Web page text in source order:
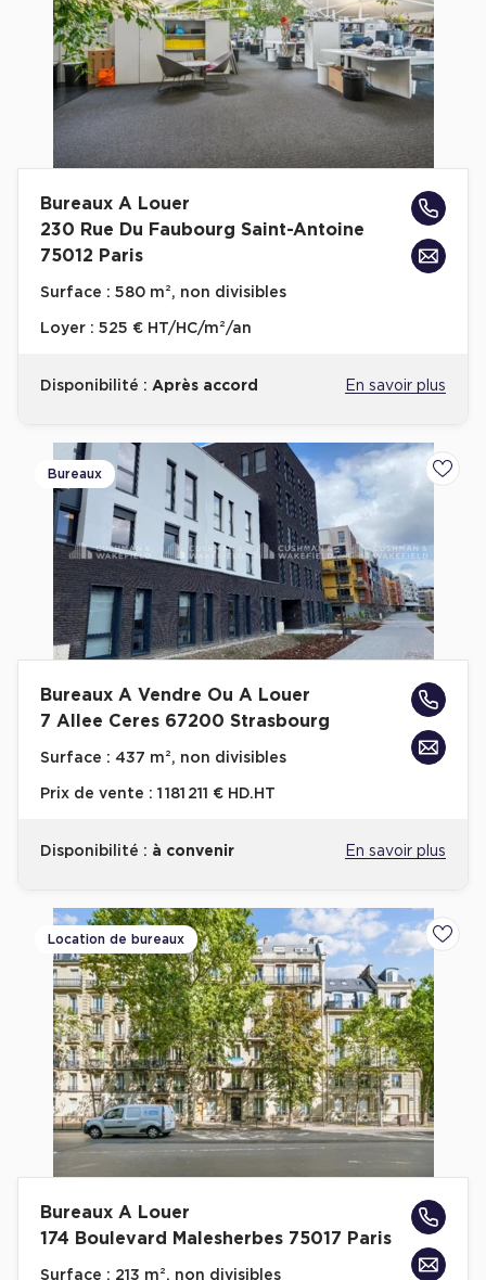
Bureaux A Louer
230 Rue Du Faubourg Saint-Antoine
75012 Paris
Surface : 580 m², non divisibles
Loyer : 525 € HT/HC/m²/an
Disponibilité : Après accord En savoir plus
Bureaux
Bureaux A Vendre Ou A Louer
7 Allee Ceres 67200 Strasbourg
Surface : 437 m², non divisibles
Prix de vente : 1 181 211 € HD.HT
Disponibilité : à convenir En savoir plus
Location de bureaux
Bureaux A Louer
174 Boulevard Malesherbes 75017 Paris
Surface : 213 m², non divisibles